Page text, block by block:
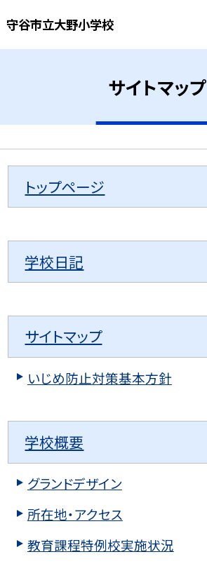
守谷市立大野小学校
サイトマップ
トップページ
学校日記
サイトマップ
いじめ防止対策基本方針
学校概要
グランドデザイン
所在地・アクセス
教育課程特例校実施状況